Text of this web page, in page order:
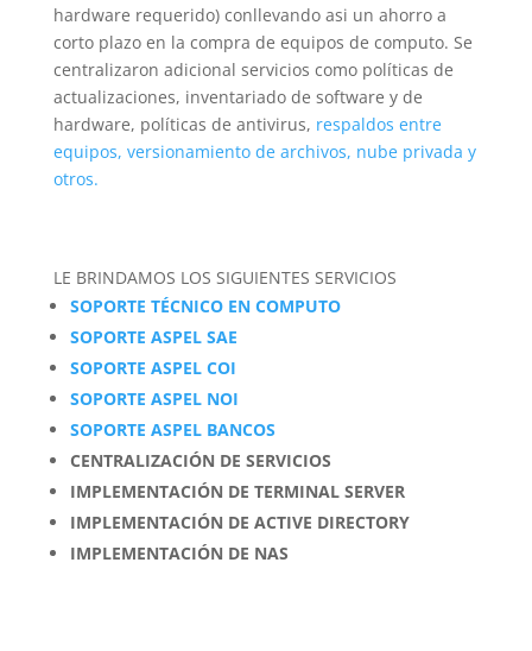
hardware requerido) conllevando asi un ahorro a
corto plazo en la compra de equipos de computo. Se
centralizaron adicional servicios como políticas de
actualizaciones, inventariado de software y de
hardware, políticas de antivirus, respaldos entre
equipos, versionamiento de archivos, nube privada y
otros.
LE BRINDAMOS LOS SIGUIENTES SERVICIOS
SOPORTE TÉCNICO EN COMPUTO
SOPORTE ASPEL SAE
SOPORTE ASPEL COI
SOPORTE ASPEL NOI
SOPORTE ASPEL BANCOS
CENTRALIZACIÓN DE SERVICIOS
IMPLEMENTACIÓN DE TERMINAL SERVER
IMPLEMENTACIÓN DE ACTIVE DIRECTORY
IMPLEMENTACIÓN DE NAS